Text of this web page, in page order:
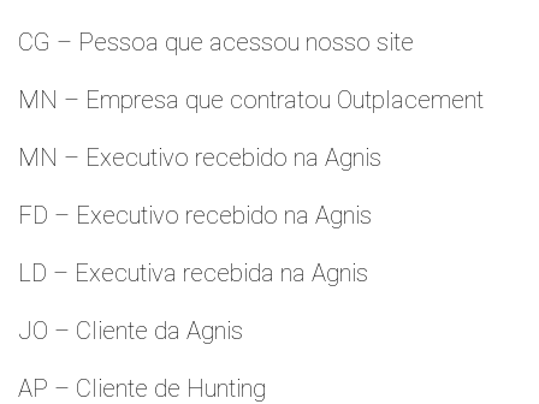
CG – Pessoa que acessou nosso site
MN – Empresa que contratou Outplacement
MN – Executivo recebido na Agnis
FD – Executivo recebido na Agnis
LD – Executiva recebida na Agnis
JO – Cliente da Agnis
AP – Cliente de Hunting